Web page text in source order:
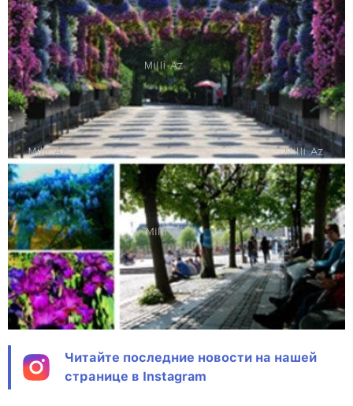
Читайте последние новости на нашей
странице в Instagram